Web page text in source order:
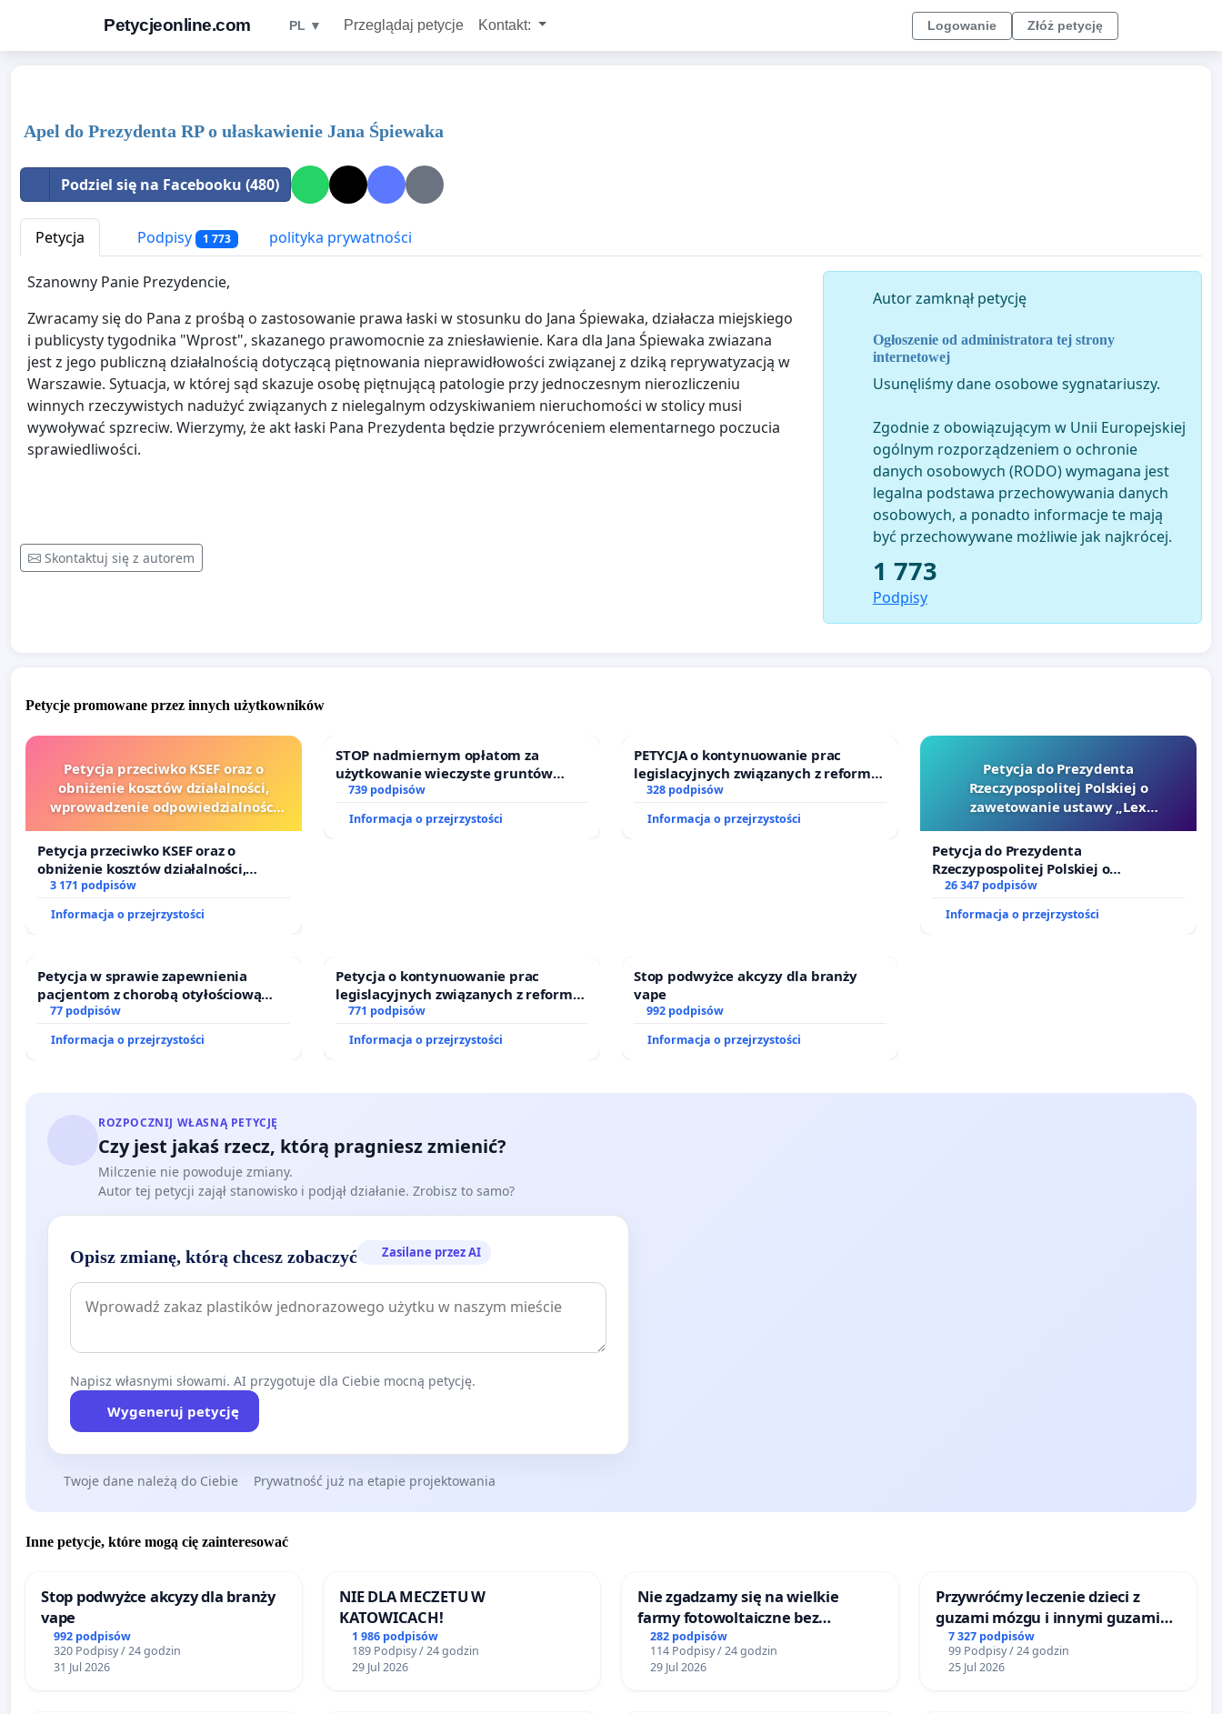
Petycjeonline.com PL ▼ Przeglądaj petycje Kontakt: Logowanie Złóż petycję
Apel do Prezydenta RP o ułaskawienie Jana Śpiewaka
Podziel się na Facebooku (480)
Petycja Podpisy 1 773 polityka prywatności
Szanowny Panie Prezydencie,
Zwracamy się do Pana z prośbą o zastosowanie prawa łaski w stosunku do Jana Śpiewaka, działacza miejskiego
i publicysty tygodnika "Wprost", skazanego prawomocnie za zniesławienie. Kara dla Jana Śpiewaka zwiazana
jest z jego publiczną działalnością dotyczącą piętnowania nieprawidłowości związanej z dziką reprywatyzacją w
Warszawie. Sytuacja, w której sąd skazuje osobę piętnującą patologie przy jednoczesnym nierozliczeniu
winnych rzeczywistych nadużyć związanych z nielegalnym odzyskiwaniem nieruchomości w stolicy musi
wywoływać spzreciw. Wierzymy, że akt łaski Pana Prezydenta będzie przywróceniem elementarnego poczucia
sprawiedliwości.
Skontaktuj się z autorem
Autor zamknął petycję
Ogłoszenie od administratora tej strony
internetowej
Usunęliśmy dane osobowe sygnatariuszy.
Zgodnie z obowiązującym w Unii Europejskiej
ogólnym rozporządzeniem o ochronie
danych osobowych (RODO) wymagana jest
legalna podstawa przechowywania danych
osobowych, a ponadto informacje te mają
być przechowywane możliwie jak najkrócej.
1 773
Podpisy
Petycje promowane przez innych użytkowników
Petycja przeciwko KSEF oraz o
obniżenie kosztów działalności,
wprowadzenie odpowiedzialności
sędziów
Petycja przeciwko KSEF oraz o
obniżenie kosztów działalności,
wprowadzenie odpowiedzialności
sędziów
3 171 podpisów
Informacja o przejrzystości
STOP nadmiernym opłatom za
użytkowanie wieczyste gruntów
zajmowanych przez rodzinne ogrody
739 podpisów
Informacja o przejrzystości
PETYCJA o kontynuowanie prac
legislacyjnych związanych z reformą
prawa rodzinnego
328 podpisów
Informacja o przejrzystości
Petycja do Prezydenta
Rzeczypospolitej Polskiej o
zawetowanie ustawy „Lex
Petycja do Prezydenta
Rzeczypospolitej Polskiej o
zawetowanie ustawy „Lex Szarlatan”
26 347 podpisów
Informacja o przejrzystości
Petycja w sprawie zapewnienia
pacjentom z chorobą otyłościową
dostępu do kompleksowego leczenia
77 podpisów
Informacja o przejrzystości
Petycja o kontynuowanie prac
legislacyjnych związanych z reformą
prawa rodzinnego
771 podpisów
Informacja o przejrzystości
Stop podwyżce akcyzy dla branży
vape
992 podpisów
Informacja o przejrzystości
ROZPOCZNIJ WŁASNĄ PETYCJĘ
Czy jest jakaś rzecz, którą pragniesz zmienić?
Milczenie nie powoduje zmiany.
Autor tej petycji zajął stanowisko i podjął działanie. Zrobisz to samo?
Opisz zmianę, którą chcesz zobaczyć Zasilane przez AI
Napisz własnymi słowami. AI przygotuje dla Ciebie mocną petycję.
Wygeneruj petycję
Twoje dane należą do Ciebie Prywatność już na etapie projektowania
Inne petycje, które mogą cię zainteresować
Stop podwyżce akcyzy dla branży
vape
992 podpisów
320 Podpisy / 24 godzin
31 Jul 2026
NIE DLA MECZETU W
KATOWICACH!
1 986 podpisów
189 Podpisy / 24 godzin
29 Jul 2026
Nie zgadzamy się na wielkie
farmy fotowoltaiczne bez
rzetelnych analiz i akceptacji
mieszkańców
282 podpisów
114 Podpisy / 24 godzin
29 Jul 2026
Przywróćmy leczenie dzieci z
guzami mózgu i innymi guzami
litymi do Górnośląskiego
Centrum Zdrowia Dziecka w
Katowicach
7 327 podpisów
99 Podpisy / 24 godzin
25 Jul 2026